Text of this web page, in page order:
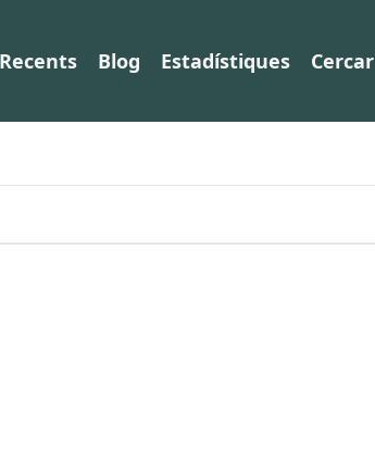
Recents Blog Estadístiques Cercar